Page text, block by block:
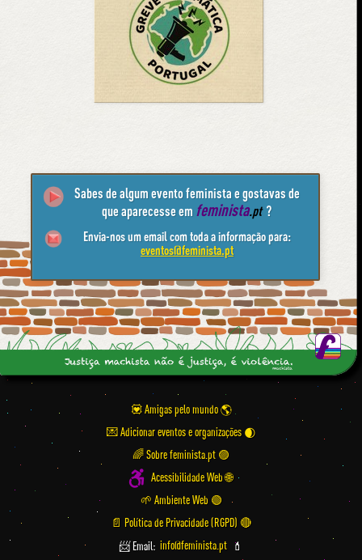
Sabes de algum evento feminista e gostavas de
que aparecesse em feminista.pt ?
Envia-nos um email com toda a informação para:
eventos@feminista.pt
💟 Amigas pelo mundo
💌 Adicionar eventos e organizações
🌈 Sobre feminista.pt 🟣
Acessibilidade Web 🌐
🌱 Ambiente Web 🟢
📄 Política de Privacidade (RGPD) 🔴
📨 Email: info@feminista.pt 💄